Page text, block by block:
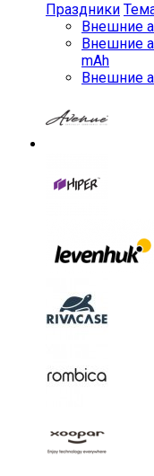
Праздники
Внешние
Внешние
mAh
Внешние